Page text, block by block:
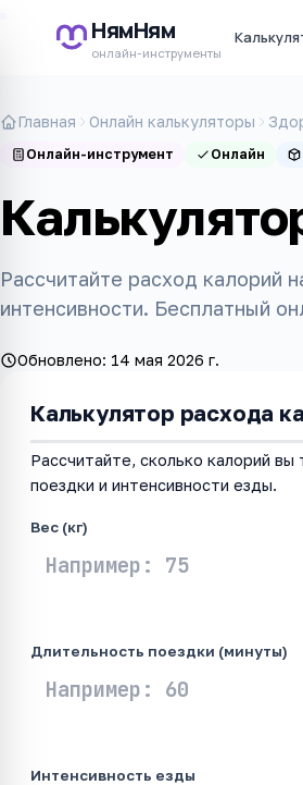
НямНям
онлайн-инструменты
Главная Онлайн калькуляторы
Онлайн-инструмент Онлайн
Рассчитайте расход калорий
интенсивности. Бесплатный
Обновлено: 14 мая 2026 г.
Калькулятор расхода
Рассчитайте, сколько калорий
поездки и интенсивности езды.
Вес (кг)
Длительность поездки (минуты)
Интенсивность езды